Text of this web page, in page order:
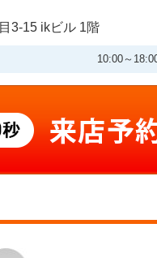
3-15 ikビル 1階
10:00～